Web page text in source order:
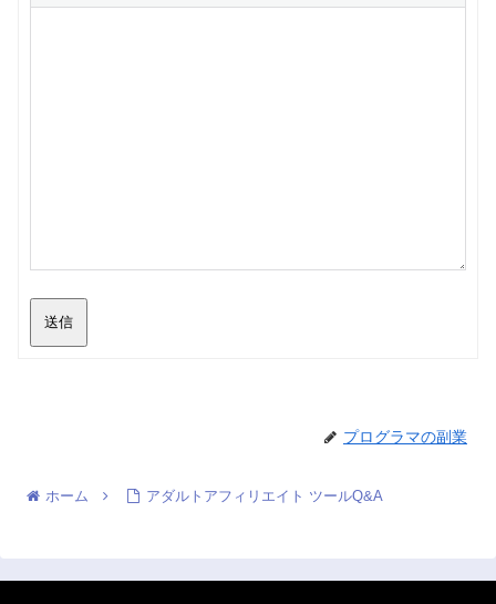
送信
プログラマの副業
ホーム アダルトアフィリエイト ツールQ&A